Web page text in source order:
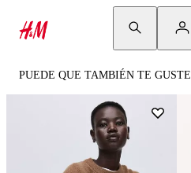
PUEDE QUE TAMBIÉN TE GUSTE